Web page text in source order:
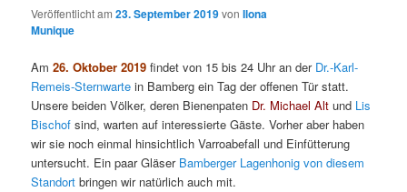
Veröffentlicht am23. September 2019vonIlona
Munique
Am26. Oktober 2019 findet von 15 bis 24 Uhr an der Dr.-Karl-
Remeis-Sternwarte in Bamberg ein Tag der offenen Tür statt.
Unsere beiden Völker, deren Bienenpaten Dr. Michael Alt und Lis
Bischof sind, warten auf interessierte Gäste. Vorher aber haben
wir sie noch einmal hinsichtlich Varroabefall und Einfütterung
untersucht. Ein paar Gläser Bamberger Lagenhonig von diesem
Standort bringen wir natürlich auch mit.